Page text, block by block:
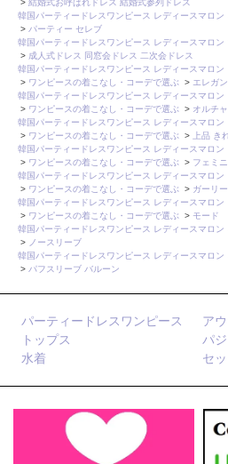
> 結婚式お呼ばれドレス 結婚式参列ドレス
韓国パーティードレスワンピース レディースマロン
> パーティー セレブ
韓国パーティードレスワンピース レディースマロン
> 成人式ドレス 同窓会ドレス 二次会ドレス
韓国パーティードレスワンピース レディースマロン
> ワンピースの着こなし・コーデで選ぶ > エレガ
韓国パーティードレスワンピース レディースマロン
> ワンピースの着こなし・コーデで選ぶ > オルチ
韓国パーティードレスワンピース レディースマロン
> ワンピースの着こなし・コーデで選ぶ >
上品 き
韓国パーティードレスワンピース レディースマロン
> ワンピースの着こなし・コーデで選ぶ > フェミ
韓国パーティードレスワンピース レディースマロン
> ワンピースの着こなし・コーデで選ぶ > ガーリー
韓国パーティードレスワンピース レディースマロン
> ワンピースの着こなし・コーデで選ぶ > モード
韓国パーティードレスワンピース レディースマロン
> ノースリーブ
韓国パーティードレスワンピース レディースマロン
> パフスリーブ バルーン
パーティードレスワンピース
ア
トップス
パ
水着
セ